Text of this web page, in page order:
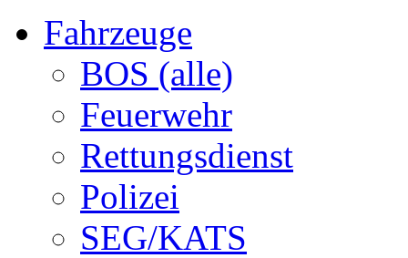
Fahrzeuge
BOS (alle)
Feuerwehr
Rettungsdienst
Polizei
SEG/KATS